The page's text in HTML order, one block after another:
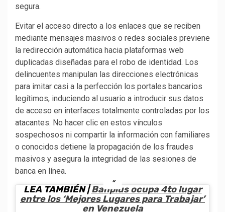
segura.
Evitar el acceso directo a los enlaces que se reciben
mediante mensajes masivos o redes sociales previene
la redirección automática hacia plataformas web
duplicadas diseñadas para el robo de identidad. Los
delincuentes manipulan las direcciones electrónicas
para imitar casi a la perfección los portales bancarios
legítimos, induciendo al usuario a introducir sus datos
de acceso en interfaces totalmente controladas por los
atacantes. No hacer clic en estos vínculos
sospechosos ni compartir la información con familiares
o conocidos detiene la propagación de los fraudes
masivos y asegura la integridad de las sesiones de
banca en línea.
LEA TAMBIÉN |Banplus ocupa 4to lugar
entre los ‘Mejores Lugares para Trabajar’
en Venezuela